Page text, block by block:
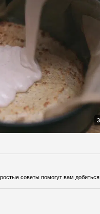
советы помогут вам добиться